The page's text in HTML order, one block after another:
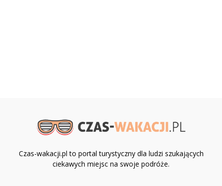
Czas-wakacji.pl to portal turystyczny dla ludzi szukających
ciekawych miejsc na swoje podróże.